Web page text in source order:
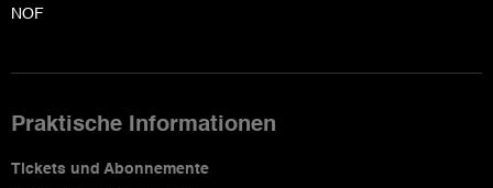
NOF
Praktische Informationen
Tickets und Abonnemente